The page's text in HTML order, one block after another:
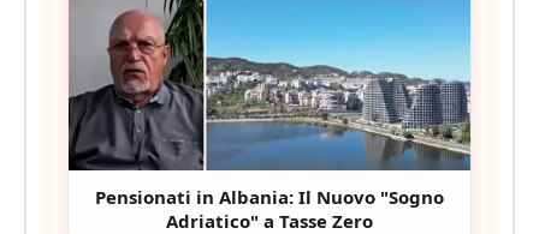
Pensionati in Albania: Il Nuovo "Sogno
Adriatico" a Tasse Zero